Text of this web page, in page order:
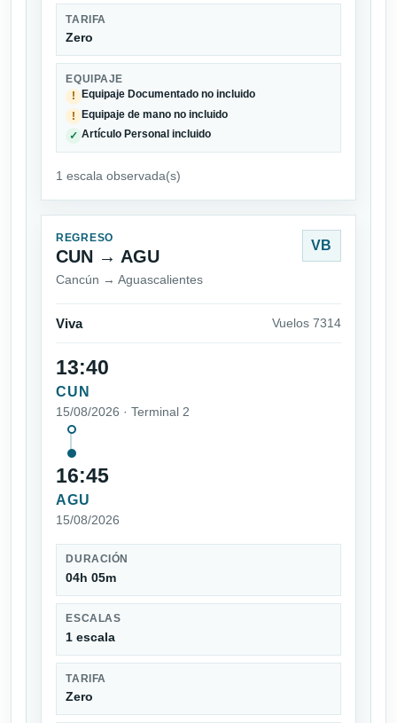
TARIFA
Zero
EQUIPAJE
!
Equipaje Documentado no incluido
! Equipaje de mano no incluido
✓ Artículo Personal incluido
1 escala observada(s)
REGRESO
CUN → AGU
Cancún → Aguascalientes
VB
Viva Vuelos 7314
13:40
CUN
15/08/2026 · Terminal 2
16:45
AGU
15/08/2026
DURACIÓN
04h 05m
ESCALAS
1 escala
TARIFA
Zero